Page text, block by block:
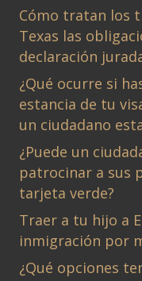
Cómo tratan los
Texas las
declaración
¿Qué ocurre si
estancia de tu
un ciudadano
¿Puede un
patrocinar a sus
tarjeta verde?
Traer a tu hijo a
inmigración por
¿Qué opciones